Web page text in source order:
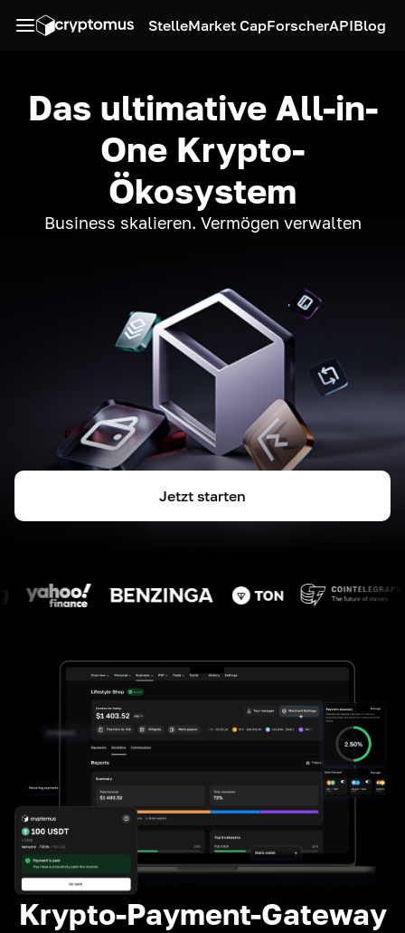
StelleMarket CapForscherAPIBlog
Das ultimative All-in-
One Krypto-
Ökosystem
Business skalieren. Vermögen verwalten
Jetzt starten
Krypto-Payment-Gateway